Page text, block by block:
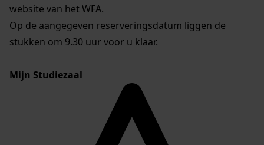
website van het WFA.
Op de aangegeven reserveringsdatum liggen de
stukken om 9.30 uur voor u klaar.
Mijn Studiezaal